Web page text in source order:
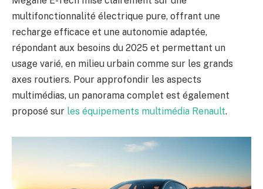
multifonctionnalité électrique pure, offrant une
recharge efficace et une autonomie adaptée,
répondant aux besoins du 2025 et permettant un
usage varié, en milieu urbain comme sur les grands
axes routiers. Pour approfondir les aspects
multimédias, un panorama complet est également
proposé sur les équipements multimédia Renault.